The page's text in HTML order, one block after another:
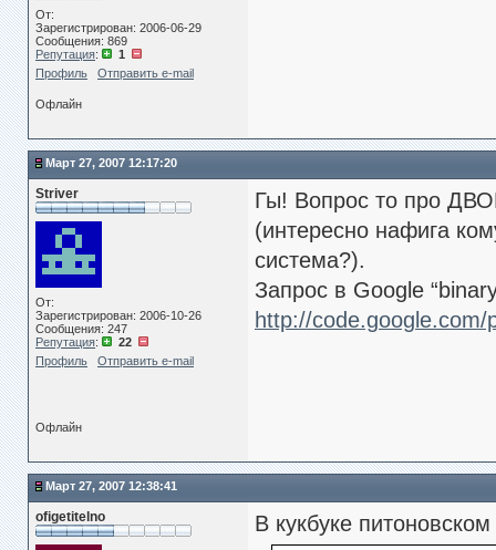
От:
Зарегистрирован: 2006-06-29
Сообщения: 869
Репутация:
1
Профиль
Отправить e-mail
Офлайн
Март 27, 2007 12:17:20
Striver
От:
Зарегистрирован: 2006-10-26
Сообщения: 247
Репутация:
22
Профиль
Отправить e-mail
Гы! Вопрос то про
(интересно нафига
система?).
Запрос в Google
http://code.google.com/
Офлайн
Март 27, 2007 12:38:41
ofigetitelno В кукбуке